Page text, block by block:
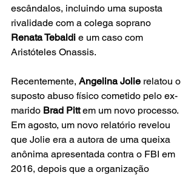
escândalos, incluindo uma suposta
rivalidade com a colega soprano
Renata Tebaldi e um caso com
Aristóteles Onassis.
Recentemente, Angelina Jolie relatou o
suposto abuso físico cometido pelo ex-
marido Brad Pitt em um novo processo.
Em agosto, um novo relatório revelou
que Jolie era a autora de uma queixa
anônima apresentada contra o FBI em
2016, depois que a organização